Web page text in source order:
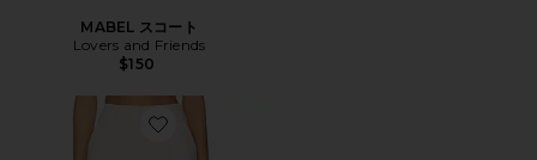
MABEL スコート
Lovers and Friends
$150
Favorite KAIROS スカート